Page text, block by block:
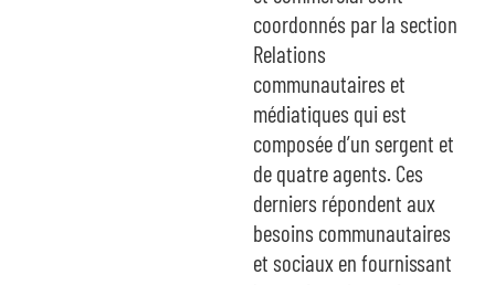
coordonnés par la section
Relations
communautaires et
médiatiques qui est
composée d’un sergent et
de quatre agents. Ces
derniers répondent aux
besoins communautaires
et sociaux en fournissant